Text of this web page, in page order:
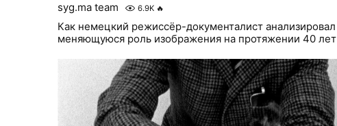
syg.ma team 6.9K 🔥
Как немецкий режиссёр-документалист анализировал
меняющуюся роль изображения на протяжении 40 лет